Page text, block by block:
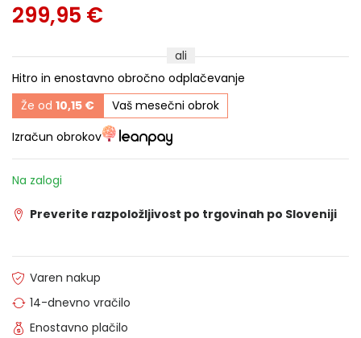
299,95 €
ali
Hitro in enostavno obročno odplačevanje
Že od 10,15 €
Vaš mesečni obrok
Izračun obrokov
Na zalogi
Preverite razpoložljivost po trgovinah po Sloveniji
Varen nakup
14-dnevno vračilo
Enostavno plačilo